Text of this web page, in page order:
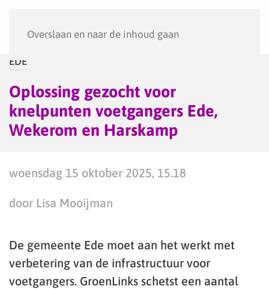
Overslaan en naar de inhoud gaan
EDE
Oplossing gezocht voor
knelpunten voetgangers Ede,
Wekerom en Harskamp
woensdag 15 oktober 2025, 15.18
door Lisa Mooijman
De gemeente Ede moet aan het werkt met
verbetering van de infrastructuur voor
voetgangers. GroenLinks schetst een aantal